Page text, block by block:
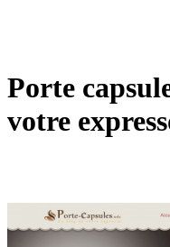
Porte
votre